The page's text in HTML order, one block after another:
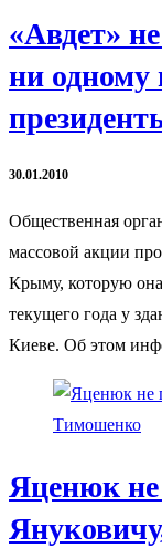
«Авдет»
ни одному
30.01.2010
Общественная
массовой акции
Крыму, которую она
текущего года у
Киеве. Об этом
Яценюк не